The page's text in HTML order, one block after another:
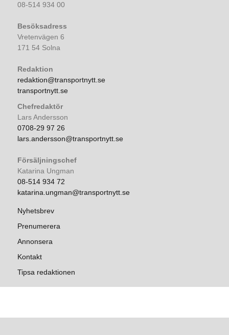
08-514 934 00
Besöksadress
Vretenvägen 6
171 54 Solna
Redaktion
redaktion@transportnytt.se
transportnytt.se
Chefredaktör
Lars Andersson
0708-29 97 26
lars.andersson@transportnytt.se
Försäljningschef
Katarina Ungman
08-514 934 72
katarina.ungman@transportnytt.se
Nyhetsbrev
Prenumerera
Annonsera
Kontakt
Tipsa redaktionen